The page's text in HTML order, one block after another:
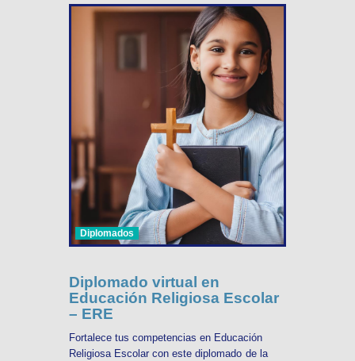
Diplomados
Diplomado virtual en
Educación Religiosa Escolar
– ERE
Fortalece tus competencias en Educación
Religiosa Escolar con este diplomado de la